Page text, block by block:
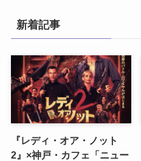
新着記事
『レディ・オア・ノット
2』×神戸・カフェ「ニュー